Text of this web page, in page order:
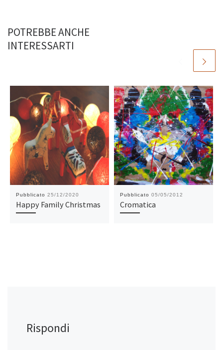
POTREBBE ANCHE
INTERESSARTI
Pubblicato 25/12/2020
Happy Family Christmas
Pubblicato 05/05/2012
Cromatica
Rispondi